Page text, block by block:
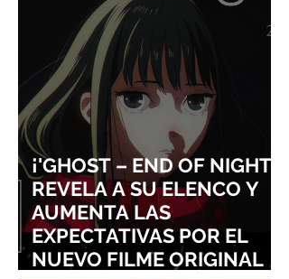
¡'GHOST – END OF NIGHT'
REVELA A SU ELENCO Y
AUMENTA LAS
EXPECTATIVAS POR EL
NUEVO FILME ORIGINAL